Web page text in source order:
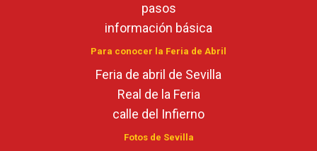
pasos
información básica
Para conocer la Feria de Abril
Feria de abril de Sevilla
Real de la Feria
calle del Infierno
Fotos de Sevilla